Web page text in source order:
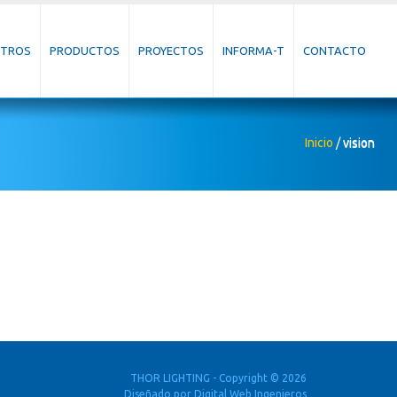
PRODUCTOS PROYECTOS INFORMA-T CONTACTO
Inicio /vision
THOR LIGHTING - Copyright © 2026
Diseñado por Digital Web Ingenieros